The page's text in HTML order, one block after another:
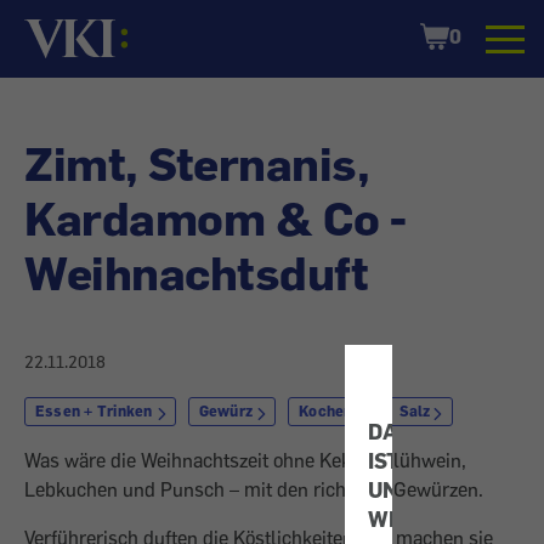
DATENSCHUTZ
IST
UNS
WICHTIG!
Startseite
Shopping
Cart
0
Zimt, Sternanis,
Kardamom & Co -
Weihnachtsduft
22.11.2018
Essen + Trinken Gewürz Kochen Salz
Was wäre die Weihnachtszeit ohne Kekse, Glühwein,
Lebkuchen und Punsch – mit den richtigen Gewürzen.
Verführerisch duften die Köstlichkeiten und machen sie